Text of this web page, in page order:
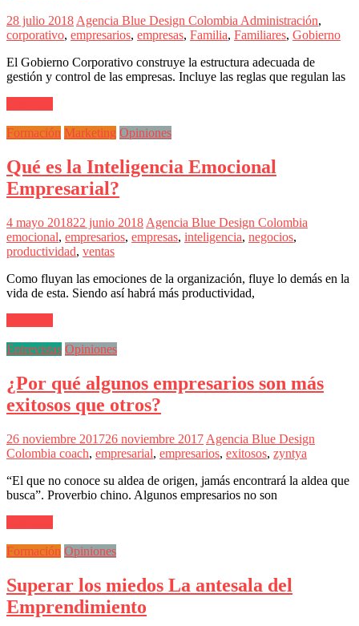
la
Agencia
Design
Colombia
sus
en
Latina
|
Una
estratégica
y
versátil
Marketing
en
|
social
Mercadeo
Interactivo,
Medios,
Marketing,
Campañas
Agencias,
Empresas,
Tendencias,
Dinero,
Diseño
Web,
Móviles,
28 julio 2018 Agencia Blue Design Colombia Administración,
corporativo, empresarios, empresas, Familia, Familiares, Gobierno
El Gobierno Corporativo construye la estructura adecuada de
gestión y control de las empresas. Incluye las reglas que regulan las
Formación Marketing Opiniones
Qué es la Inteligencia Emocional
Empresarial?
4 mayo 201822 junio 2018 Agencia Blue Design Colombia
emocional, empresarios, empresas, inteligencia, negocios,
productividad, ventas
Como fluyan las emociones de la organización, fluye lo demás en la
vida de esta. Siendo así habrá más productividad,
Entrevistas Opiniones
¿Por qué algunos empresarios son más
exitosos que otros?
26 noviembre 201726 noviembre 2017 Agencia Blue Design
Colombia coach, empresarial, empresarios, exitosos, zyntya
“El que no conoce su aldea de origen, jamás encontrará la aldea que
busca”. Proverbio chino. Algunos empresarios no son
Formación Opiniones
Superar los miedos La antesala del
Emprendimiento